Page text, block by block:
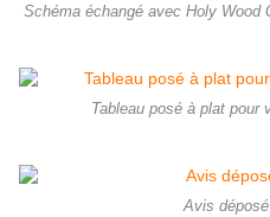
Schéma échangé avec Holy Wood
Tableau posé à plat pour
Avis